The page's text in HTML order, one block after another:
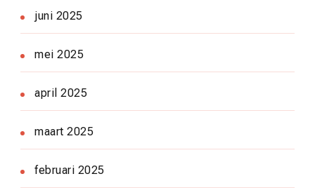
juni 2025
mei 2025
april 2025
maart 2025
februari 2025